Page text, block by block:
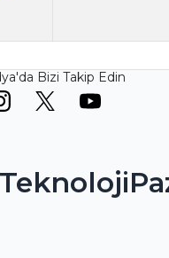
Bizi Takip Edin